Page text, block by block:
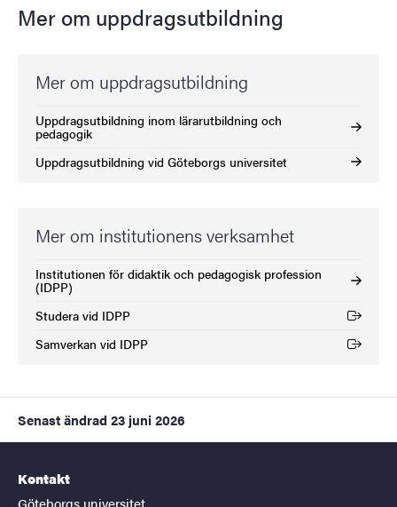
Mer om uppdragsutbildning
Mer om uppdragsutbildning
Uppdragsutbildning inom lärarutbildning och
pedagogik
Uppdragsutbildning vid Göteborgs universitet
Mer om institutionens verksamhet
Institutionen för didaktik och pedagogisk profession
(IDPP)
Studera vid IDPP
(Extern länk)
Samverkan vid IDPP
(Extern länk)
Senast ändrad 23 juni 2026
Kontakt
Göteborgs universitet